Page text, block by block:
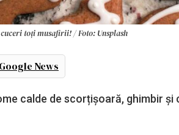
toți musafirii! / Foto: Unsplash
News
calde de scorțișoară, ghimbir și